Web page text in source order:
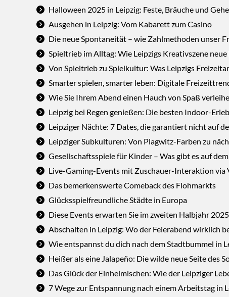
Halloween 2025 in Leipzig: Feste, Bräuche und
Ausgehen in Leipzig: Vom Kabarett zum Casino
Die neue Spontaneität – wie Zahlmethoden unser
Spieltrieb im Alltag: Wie Leipzigs Kreativszene
Von Spieltrieb zu Spielkultur: Was Leipzigs
Smarter spielen, smarter leben: Digitale
Wie Sie Ihrem Abend einen Hauch von Spaß
Leipzig bei Regen genießen: Die besten Indoor-
Leipziger Nächte: 7 Dates, die garantiert nicht auf
Leipziger Subkulturen: Von Plagwitz-Farben zu
Gesellschaftsspiele für Kinder – Was gibt es auf
Live-Gaming-Events mit Zuschauer-Interaktion via
Das bemerkenswerte Comeback des Flohmarkts
Glücksspielfreundliche Städte in Europa
Diese Events erwarten Sie im zweiten Halbjahr
Abschalten in Leipzig: Wo der Feierabend wirklich
Wie entspannst du dich nach dem Stadtbummel in
Heißer als eine Jalapeño: Die wilde neue Seite des
Das Glück der Einheimischen: Wie der Leipziger
7 Wege zur Entspannung nach einem Arbeitstag in